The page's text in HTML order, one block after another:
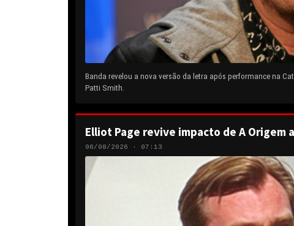
Banda revelou a nova versão da letra após performance na
Patti Smith.
Elliot Page revive impacto de A
06/08/2026 · 07:13